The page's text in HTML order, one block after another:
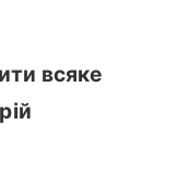
всяке